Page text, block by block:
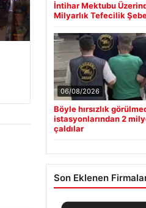
İntihar Mektubu
Milyarlık Tefecilik
06/08/2026
Böyle hırsızlık
istasyonlarından 2
çaldılar
Son Eklenen